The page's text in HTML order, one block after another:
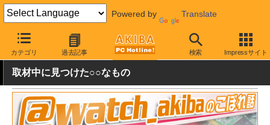
Powered by Translate
カテゴリ 過去記事 検索 Impressサイト
AKIBA PC Hotline! モバイル タブレット その他
取材中に見つけた○○なもの